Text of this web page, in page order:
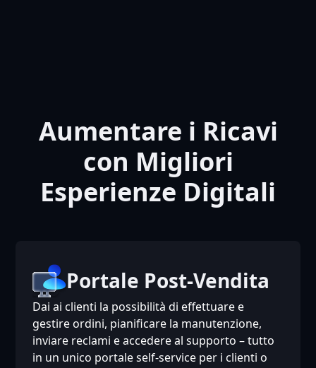
Aumentare i Ricavi
con Migliori
Esperienze Digitali
Portale Post-Vendita
Dai ai clienti la possibilità di effettuare e
gestire ordini, pianificare la manutenzione,
inviare reclami e accedere al supporto – tutto
in un unico portale self-service per i clienti o